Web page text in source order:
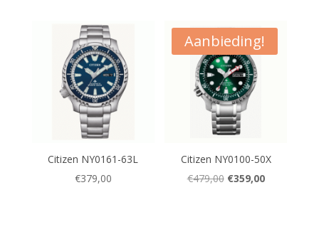
Citizen NY0161-63L
€379,00
Aanbieding!
Citizen NY0100-50X
€479,00 Oorspronkelijke
€359,00Huidige